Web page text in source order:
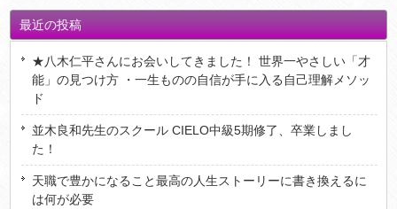
最近の投稿
★八木仁平さんにお会いしてきました！ 世界一やさしい「才
能」の見つけ方 ・一生ものの自信が手に入る自己理解メソッ
ド
並木良和先生のスクール CIELO中級5期修了、卒業しまし
た！
天職で豊かになること最高の人生ストーリーに書き換えるに
は何が必要